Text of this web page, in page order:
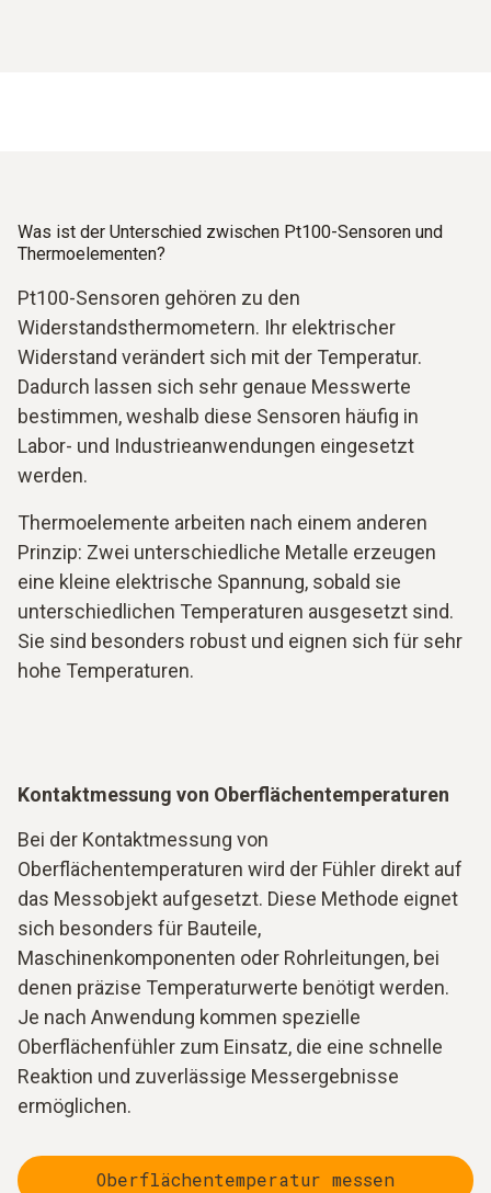
Was ist der Unterschied zwischen Pt100-Sensoren und
Thermoelementen?
Pt100-Sensoren gehören zu den
Widerstandsthermometern. Ihr elektrischer
Widerstand verändert sich mit der Temperatur.
Dadurch lassen sich sehr genaue Messwerte
bestimmen, weshalb diese Sensoren häufig in
Labor- und Industrieanwendungen eingesetzt
werden.
Thermoelemente arbeiten nach einem anderen
Prinzip: Zwei unterschiedliche Metalle erzeugen
eine kleine elektrische Spannung, sobald sie
unterschiedlichen Temperaturen ausgesetzt sind.
Sie sind besonders robust und eignen sich für sehr
hohe Temperaturen.
Kontaktmessung von Oberflächentemperaturen
Bei der Kontaktmessung von
Oberflächentemperaturen wird der Fühler direkt auf
das Messobjekt aufgesetzt. Diese Methode eignet
sich besonders für Bauteile,
Maschinenkomponenten oder Rohrleitungen, bei
denen präzise Temperaturwerte benötigt werden.
Je nach Anwendung kommen spezielle
Oberflächenfühler zum Einsatz, die eine schnelle
Reaktion und zuverlässige Messergebnisse
ermöglichen.
Oberflächentemperatur messen